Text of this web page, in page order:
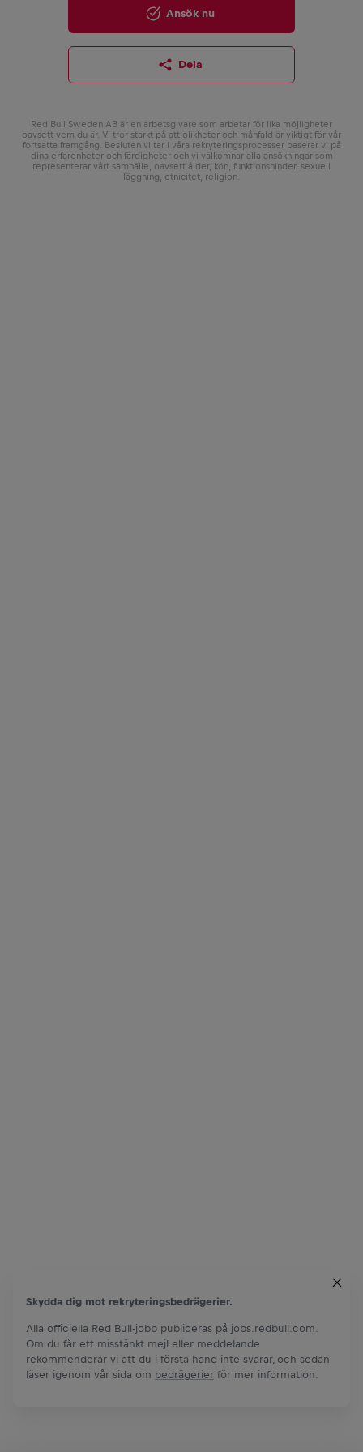
Ansök nu
Dela
Red Bull Sweden AB är en arbetsgivare som arbetar för lika möjligheter
oavsett vem du är. Vi tror starkt på att olikheter och månfald är viktigt för vår
fortsatta framgång. Besluten vi tar i våra rekryteringsprocesser baserar vi på
dina erfarenheter och färdigheter och vi välkomnar alla ansökningar som
representerar vårt samhälle, oavsett ålder, kön, funktionshinder, sexuell
läggning, etnicitet, religion.
Skydda dig mot rekryteringsbedrägerier.
Alla officiella Red Bull-jobb publiceras på jobs.redbull.com.
Om du får ett misstänkt mejl eller meddelande
rekommenderar vi att du i första hand inte svarar, och sedan
läser igenom vår sida om bedrägerier för mer information.